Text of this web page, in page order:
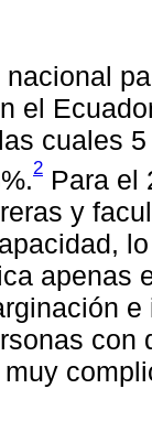
el
cuales
2 Para el
y
apenas
con